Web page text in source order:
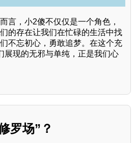
言，小2傻不仅仅是一个角色，
的存在让我们在忙碌的生活中找
不忘初心，勇敢追梦。在这个充
展现的无邪与单纯，正是我们心
罗场”？